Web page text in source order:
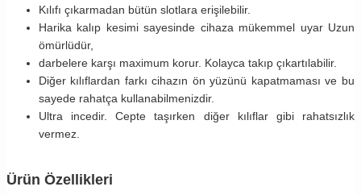
Kılıfı çıkarmadan bütün slotlara erişilebilir.
Harika kalıp kesimi sayesinde cihaza mükemmel uyar Uzun
ömürlüdür,
darbelere karşı maximum korur. Kolayca takıp çıkartılabilir.
Diğer kılıflardan farkı cihazın ön yüzünü kapatmaması ve bu
sayede rahatça kullanabilmenizdir.
Ultra incedir. Cepte taşırken diğer kılıflar gibi rahatsızlık
vermez.
Ürün Özellikleri